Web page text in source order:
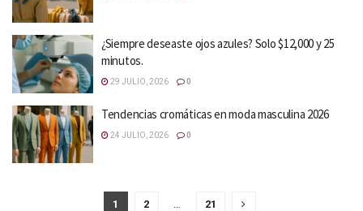
¿Siempre deseaste ojos azules? Solo $12,000 y 25
minutos.
29 JULIO, 2026 0
Tendencias cromáticas en moda masculina 2026
24 JULIO, 2026 0
1 2 … 21